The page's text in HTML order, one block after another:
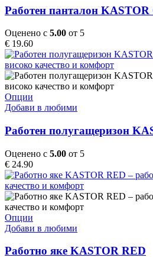
multiple
variants.
The
options
may
be
chosen
on
product
page
Работен панталон
Оценено с 5.00 от 5
€ 19.60
Опции
product
multiple
variants.
options
be
chosen
on
the
product
page
Добави в любими
Работен полугащеризон
Оценено с 5.00 от 5
€ 24.90
Опции
product
multiple
Добави в любими
Работно яке KASTOR RED